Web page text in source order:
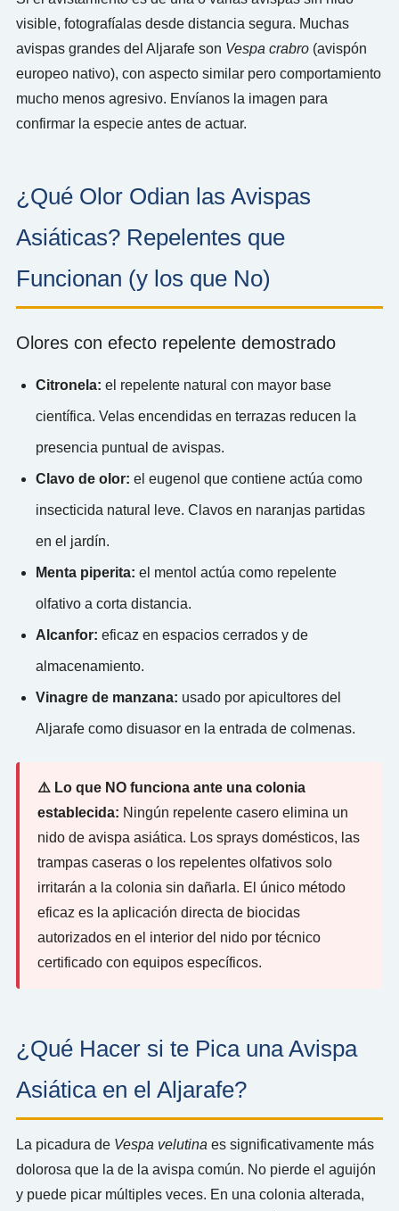
visible, fotografíalas desde distancia segura. Muchas
avispas grandes del Aljarafe son Vespa crabro(avispón
europeo nativo), con aspecto similar pero comportamiento
mucho menos agresivo. Envíanos la imagen para
confirmar la especie antes de actuar.
¿Qué Olor Odian las Avispas
Asiáticas? Repelentes que
Funcionan (y los que No)
Olores con efecto repelente demostrado
Citronela: el repelente natural con mayor base
científica. Velas encendidas en terrazas reducen la
presencia puntual de avispas.
Clavo de olor: el eugenol que contiene actúa como
insecticida natural leve. Clavos en naranjas partidas
en el jardín.
Menta piperita: el mentol actúa como repelente
olfativo a corta distancia.
Alcanfor: eficaz en espacios cerrados y de
almacenamiento.
Vinagre de manzana: usado por apicultores del
Aljarafe como disuasor en la entrada de colmenas.
⚠️ Lo que NO funciona ante una colonia
establecida: Ningún repelente casero elimina un
nido de avispa asiática. Los sprays domésticos, las
trampas caseras o los repelentes olfativos solo
irritarán a la colonia sin dañarla. El único método
eficaz es la aplicación directa de biocidas
autorizados en el interior del nido por técnico
certificado con equipos específicos.
¿Qué Hacer si te Pica una Avispa
Asiática en el Aljarafe?
La picadura de Vespa velutina es significativamente más
dolorosa que la de la avispa común. No pierde el aguijón
y puede picar múltiples veces. En una colonia alterada,